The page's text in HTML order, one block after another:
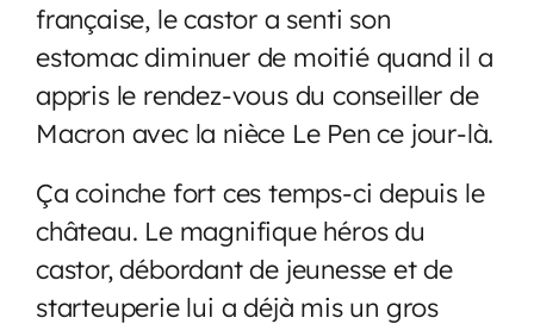
française, le castor a senti son
estomac diminuer de moitié quand il a
appris le rendez-vous du conseiller de
Macron avec la nièce Le Pen ce jour-là.
Ça coinche fort ces temps-ci depuis le
château. Le magnifique héros du
castor, débordant de jeunesse et de
starteuperie lui a déjà mis un gros